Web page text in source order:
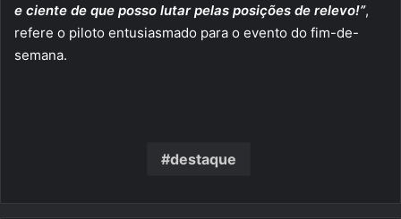
e ciente de que posso lutar pelas posições de relevo!”,
refere o piloto entusiasmado para o evento do fim-de-
semana.
destaque